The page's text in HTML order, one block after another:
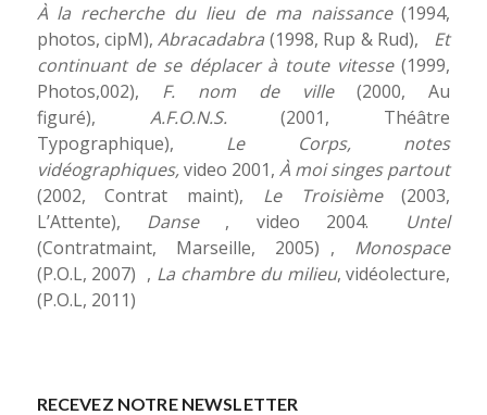
À la recherche du lieu de ma naissance(1994,
photos, cipM),Abracadabra (1998, Rup & Rud), Et
continuant de se déplacer à toute vitesse(1999,
Photos,002), F. nom de ville(2000, Au
figuré), A.F.O.N.S. (2001, Théâtre
Typographique), Le Corps, notes
vidéographiques,video 2001, À moi singes partout
(2002, Contrat maint), Le Troisième(2003,
L’Attente), Danse , video 2004. Untel
(Contratmaint, Marseille, 2005) , Monospace
(P.O.L, 2007) , La chambre du milieu, vidéolecture,
(P.O.L, 2011)
RECEVEZ NOTRE NEWSLETTER